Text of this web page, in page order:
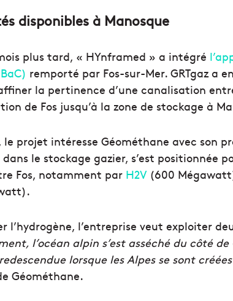
disponibles à Manosque
plus tard, « HYnframed » a intégré
remporté par Fos-sur-Mer. GRTgaz a
la pertinence d’une canalisation
de Fos jusqu’à la zone de stockage à
le projet intéresse Géométhane avec son
le stockage gazier, s’est positionnée
Fos, notamment par H2V(600
l’hydrogène, l’entreprise veut exploiter
l’océan alpin s’est asséché du côté
lorsque les Alpes se sont créées
Géométhane.